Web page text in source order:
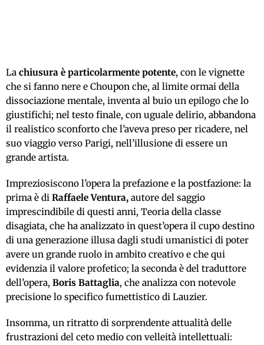
La chiusura è particolarmente potente, con le vignette
che si fanno nere e Choupon che, al limite ormai della
dissociazione mentale, inventa al buio un epilogo che lo
giustifichi; nel testo finale, con uguale delirio, abbandona
il realistico sconforto che l’aveva preso per ricadere, nel
suo viaggio verso Parigi, nell’illusione di essere un
grande artista.
Impreziosiscono l’opera la prefazione e la postfazione: la
prima è di Raffaele Ventura, autore del saggio
imprescindibile di questi anni, Teoria della classe
disagiata, che ha analizzato in quest’opera il cupo destino
di una generazione illusa dagli studi umanistici di poter
avere un grande ruolo in ambito creativo e che qui
evidenzia il valore profetico; la seconda è del traduttore
dell’opera, Boris Battaglia, che analizza con notevole
precisione lo specifico fumettistico di Lauzier.
Insomma, un ritratto di sorprendente attualità delle
frustrazioni del ceto medio con velleità intellettuali: